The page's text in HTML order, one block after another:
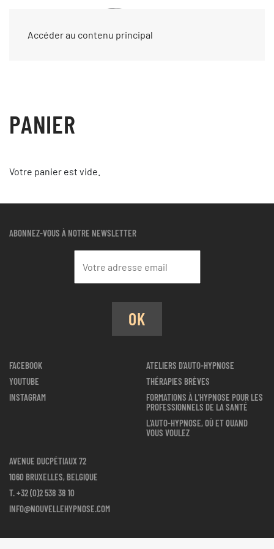
Accéder au contenu principal
PANIER
Votre panier est vide.
ABONNEZ-VOUS À NOTRE NEWSLETTER
OK
FACEBOOK
YOUTUBE
INSTAGRAM
ATELIERS D'AUTO-HYPNOSE
THÉRAPIES BRÈVES
FORMATIONS À L'HYPNOSE POUR LES
PROFESSIONNELS DE LA SANTÉ
L'AUTO-HYPNOSE, OÙ ET QUAND
VOUS VOULEZ
AVENUE DUCPÉTIAUX 72
1060 BRUXELLES, BELGIQUE
T.+32 (0)2 538 38 10
INFO@NOUVELLEHYPNOSE.COM